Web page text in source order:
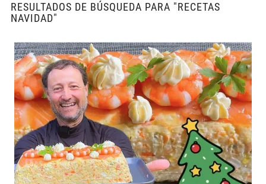
RESULTADOS DE BÚSQUEDA PARA "RECETAS
NAVIDAD"